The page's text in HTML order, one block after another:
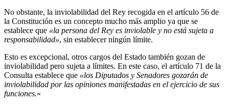
No obstante, la inviolabilidad del Rey recogida en el artículo 56 de
la Constitución es un concepto mucho más amplio ya que se
establece que «la persona del Rey es inviolable y no está sujeta a
responsabilidad», sin establecer ningún límite.
Esto es excepcional, otros cargos del Estado también gozan de
inviolabilidad pero sujeta a límites. En este caso, el artículo 71 de la
Consulta establece que «los Diputados y Senadores gozarán de
inviolabilidad por las opiniones manifestadas en el ejercicio de sus
funciones.«